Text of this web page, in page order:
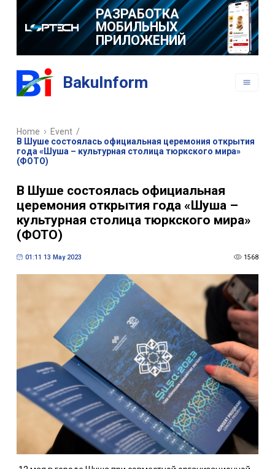
РАЗРАБОТКА
МОБИЛЬНЫХ
ПРИЛОЖЕНИЙ
BakuInform
Home Event /
В Шуше состоялась официальная церемония открытия
года «Шуша – культурная столица тюркского мира»
(ФОТО)
В Шуше состоялась официальная
церемония открытия года «Шуша –
культурная столица тюркского мира»
(ФОТО)
01:11 13 May 2023 1568